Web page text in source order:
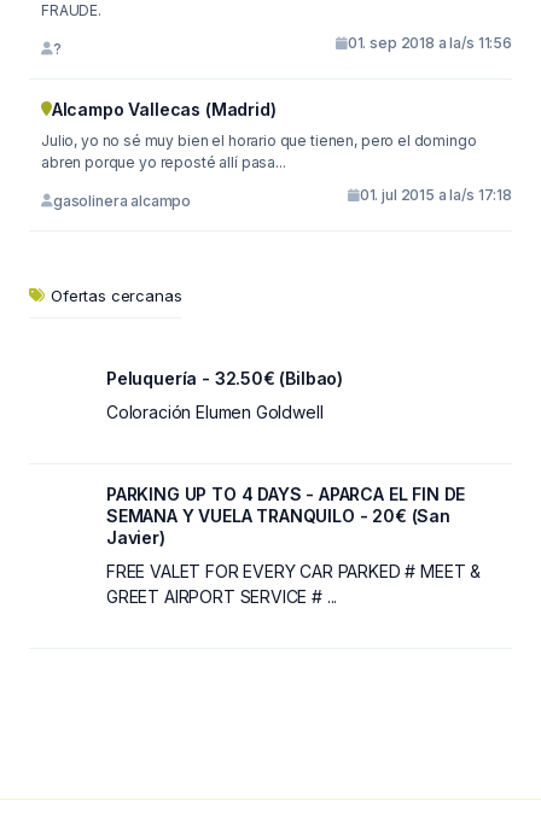
FRAUDE.
? 01. sep 2018 a la/s 11:56
Alcampo Vallecas (Madrid)
Julio, yo no sé muy bien el horario que tienen, pero el domingo
abren porque yo reposté allí pasa...
gasolinera alcampo 01. jul 2015 a la/s 17:18
Ofertas cercanas
Peluquería - 32.50€ (Bilbao)
Coloración Elumen Goldwell
PARKING UP TO 4 DAYS - APARCA EL FIN DE
SEMANA Y VUELA TRANQUILO - 20€ (San
Javier)
FREE VALET FOR EVERY CAR PARKED # MEET &
GREET AIRPORT SERVICE # ...